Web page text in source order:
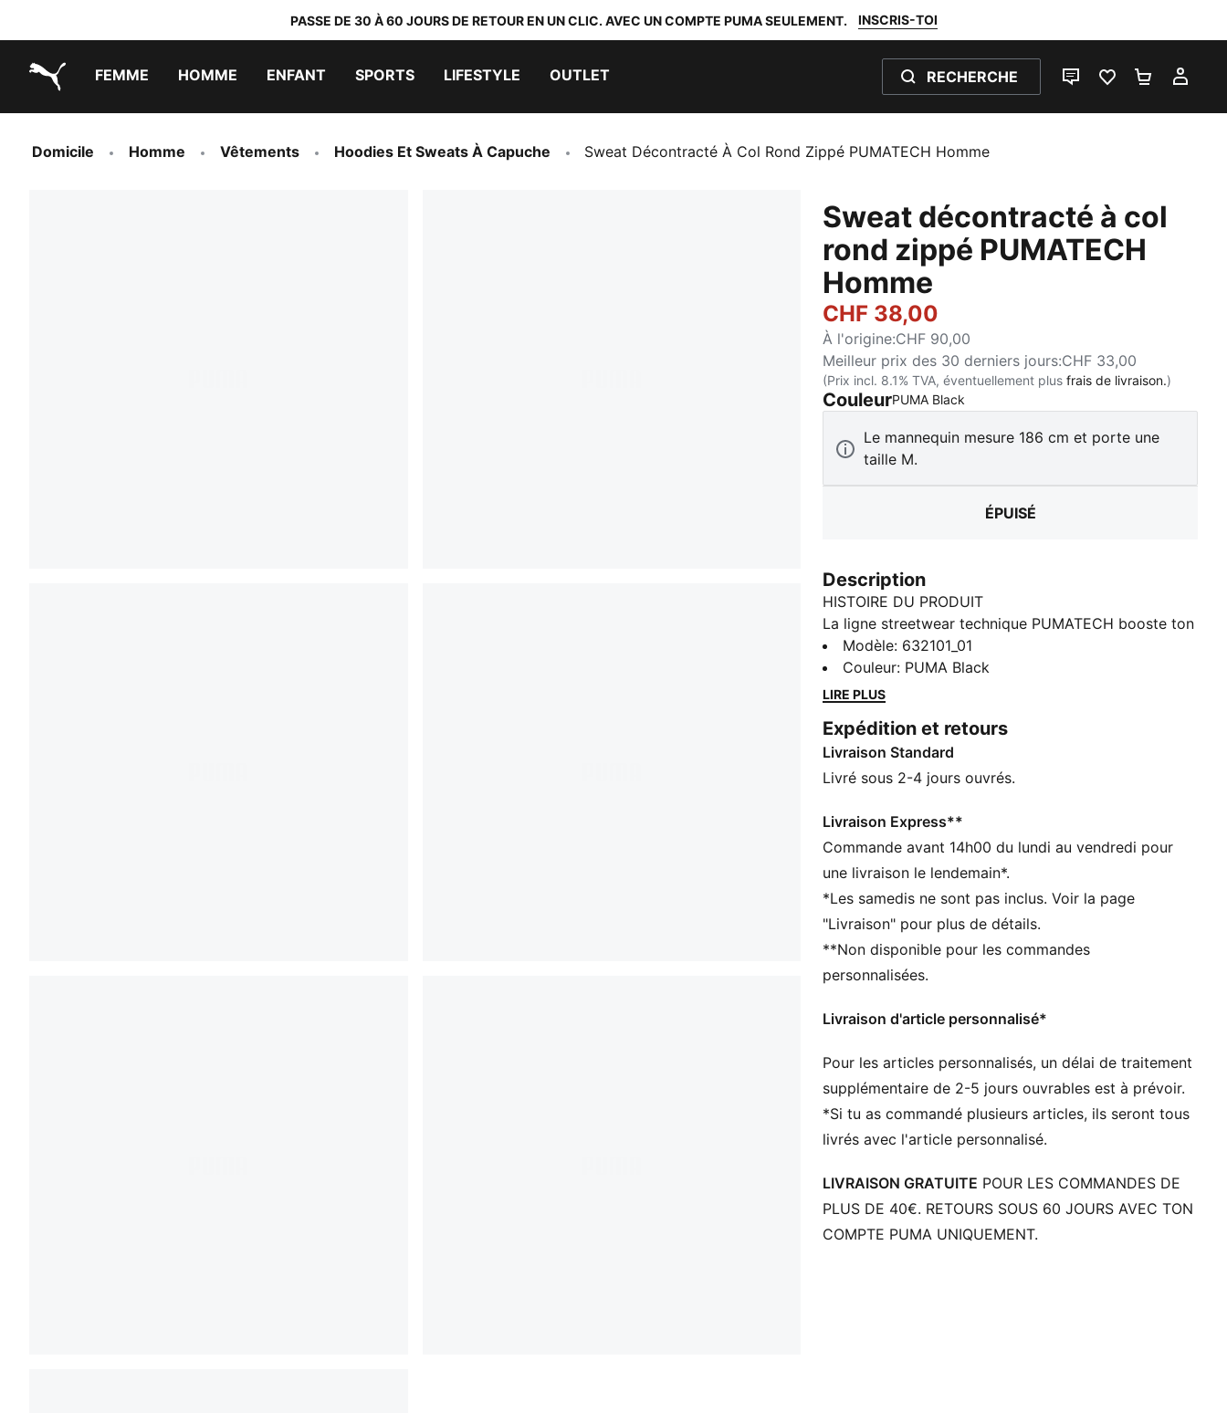
PASSE DE 30 À 60 JOURS DE RETOUR EN UN CLIC. AVEC UN COMPTE PUMA SEULEMENT. INSCRIS-TOI
FEMME HOMME ENFANT SPORTS LIFESTYLE OUTLET RECHERCHE
LIVE CHATFAVORIS 0PANIER 0
Domicile Homme Vêtements Hoodies Et Sweats À Capuche Sweat Décontracté À Col Rond Zippé PUMATECH Homme
Sweat décontracté à col
rond zippé PUMATECH
Homme
CHF 38,00
À l'origine:CHF 90,00
Meilleur prix des 30 derniers jours:CHF 33,00
(Prix incl. 8.1% TVA, éventuellement plusfrais de livraison.)
CouleurPUMA Black
Le mannequin mesure 186 cm et porte une
taille M.
ÉPUISÉ
Description
HISTOIRE DU PRODUIT
La ligne streetwear technique PUMATECH booste ton
quotidien. Cette collection met à l’honneur des
modèles minimalistes ponctués de détails
fonctionnels visibles, pour proposer une approche
PUMATECH : pour toutes les situations et toutes les
tenues.
CARACTÉRISTIQUES + AVANTAGES
vent et te maintenir à l’aise pendant tes activités
Confectionné avec un minimum de 50 % de matériaux
recyclés
Coupe : Décontractée
Matériau principal : Tissage en toile
Col : Col standard
Manches longues
Longueur : Régulière
Modèle: 632101_01
Couleur: PUMA Black
LIRE PLUS
Expédition et retours
Livraison Standard
Livré sous 2-4 jours ouvrés.
Livraison Express**
Commande avant 14h00 du lundi au vendredi pour
une livraison le lendemain*.
*Les samedis ne sont pas inclus. Voir la page
"Livraison" pour plus de détails.
**Non disponible pour les commandes
personnalisées.
Livraison d'article personnalisé*
Pour les articles personnalisés, un délai de traitement
supplémentaire de 2-5 jours ouvrables est à prévoir.
*Si tu as commandé plusieurs articles, ils seront tous
livrés avec l'article personnalisé.
LIVRAISON GRATUITE POUR LES COMMANDES DE
PLUS DE 40€. RETOURS SOUS 60 JOURS AVEC TON
COMPTE PUMA UNIQUEMENT.